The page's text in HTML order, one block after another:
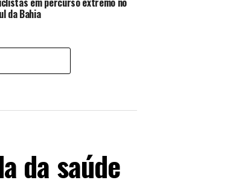
da Bahia
da saúde